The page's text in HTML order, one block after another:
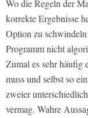
Wo die Regeln der
korrekte Ergebnisse
Option zu
Programm nicht
Zumal es sehr häufig
muss und selbst so
zweier
vermag. Wahre